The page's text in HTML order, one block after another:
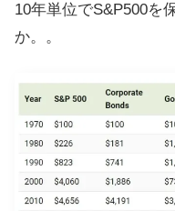
10年単位でS&P500を
か。。